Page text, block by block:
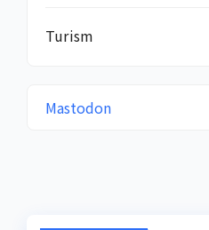
Turism
Mastodon